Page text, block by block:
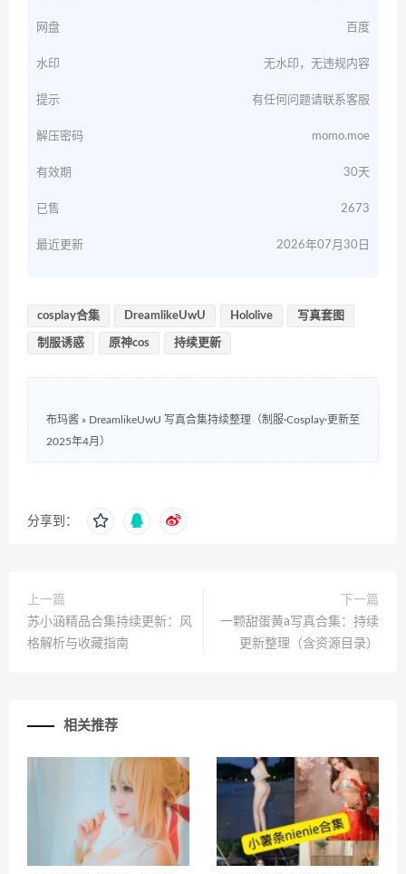
网盘 百度
水印 无水印，无违规内容
提示 有任何问题请联系客服
解压密码 momo.moe
有效期 30天
已售 2673
最近更新 2026年07月30日
cosplay合集 DreamlikeUwU Hololive 写真套图
制服诱惑 原神cos 持续更新
布玛酱 » DreamlikeUwU 写真合集持续整理（制服·Cosplay·更新至
2025年4月）
分享到：
上一篇
苏小涵精品合集持续更新：风
格解析与收藏指南
下一篇
一颗甜蛋黄a写真合集：持续
更新整理（含资源目录）
相关推荐